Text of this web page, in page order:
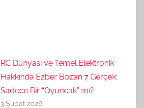
RC Dünyası ve Temel Elektronik
Hakkında Ezber Bozan 7 Gerçek:
Sadece Bir “Oyuncak” mı?
3 Şubat 2026